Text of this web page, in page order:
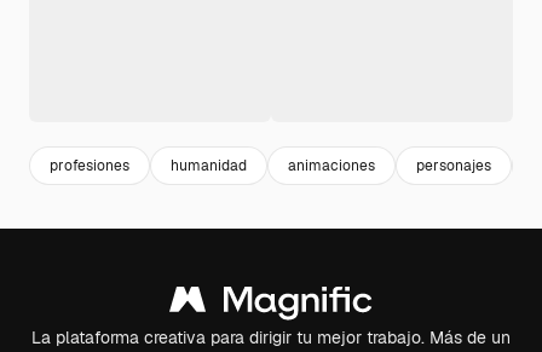
profesiones humanidad animaciones personajes
La plataforma creativa para dirigir tu mejor trabajo. Más de un